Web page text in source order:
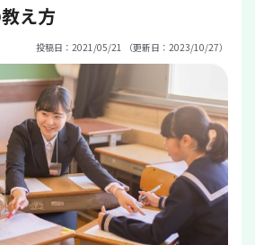
え方
投稿日：2021/05/21 （更新日：2023/10/27）